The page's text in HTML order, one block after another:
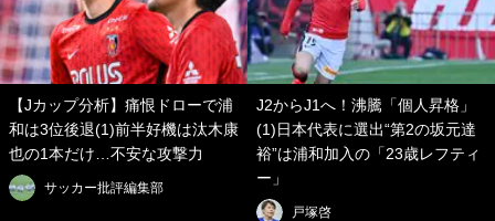
【Jカップ分析】痛恨ドローで浦
和は3位後退(1)前半好機は汰木康
也の1本だけ…不安な攻撃力
サッカー批評編集部
J2からJ1へ！沸騰「個人昇格」
(1)日本代表に選出“第2の坂元達
裕”は浦和加入の「23歳レフティ
ー」
戸塚啓